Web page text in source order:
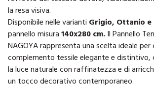
la resa visiva.
Disponibile nelle varianti Grigio, Ottanio
pannello misura 140x280 cm. Il Pannello
NAGOYA rappresenta una scelta ideale per
complemento tessile elegante e distintivo,
la luce naturale con raffinatezza e di
un tocco decorativo contemporaneo.